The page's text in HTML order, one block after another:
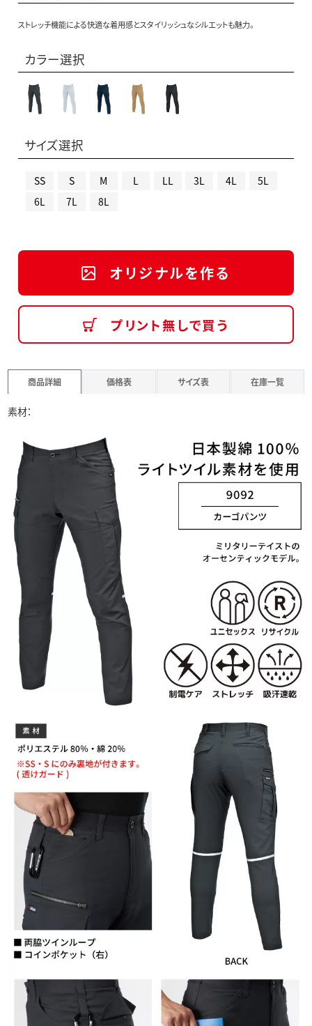
ストレッチ機能による快適な着用感とスタイリッシュなシルエットも魅力。
カラー選択
サイズ選択
SS S M L LL 3L 4L
5L
6L
7L 8L
オリジナルを作る
プリント無しで買う
商品詳細 価格表 サイズ表 在庫一覧
素材：